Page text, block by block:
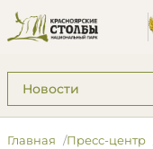
Подразделы: Пресс-
Главная Пресс-центр